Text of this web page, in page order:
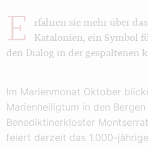
E
rfahren sie mehr über
Katalonien, ein Symbol
den Dialog in der gespaltenen
Im Marienmonat Oktober
Marienheiligtum in den
Benediktinerkloster
feiert derzeit das 1.000-